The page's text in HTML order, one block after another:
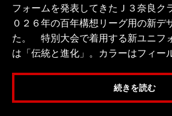
フォームを発表してきたＪ３奈良ク
０２６年の百年構想リーグ用の新デ
た。 特別大会で着用する新ユニフ
は「伝統と進化」。カラーはフィー
続きを読む